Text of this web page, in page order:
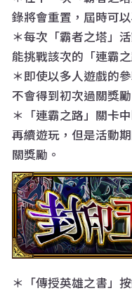
錄將會重置，屆時可
＊每次「霸者之塔」
能挑戰該次的「連霸之
＊即使以多人遊戲的
不會得到初次過關獎
＊「連霸之路」關卡
再續遊玩，但是活動
關獎勵。
＊「傳授英雄之書」